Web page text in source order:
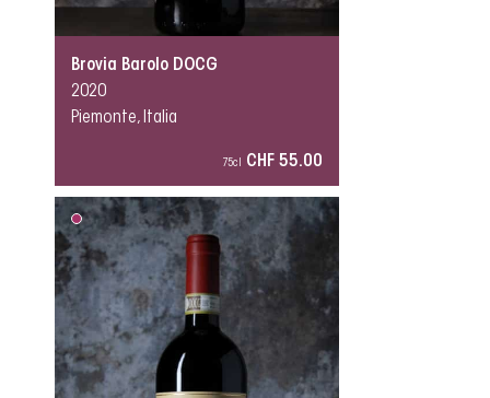
Brovia Barolo DOCG
2020
Piemonte, Italia
75cl CHF 55.00